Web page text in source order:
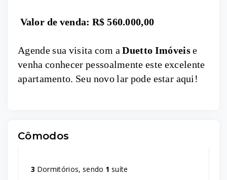
Valor de venda: R$ 560.000,00
Agende sua visita com aDuetto Imóveise
venha conhecer pessoalmente este excelente
apartamento. Seu novo lar pode estar aqui!
Cômodos
3 Dormitórios, sendo 1 suíte